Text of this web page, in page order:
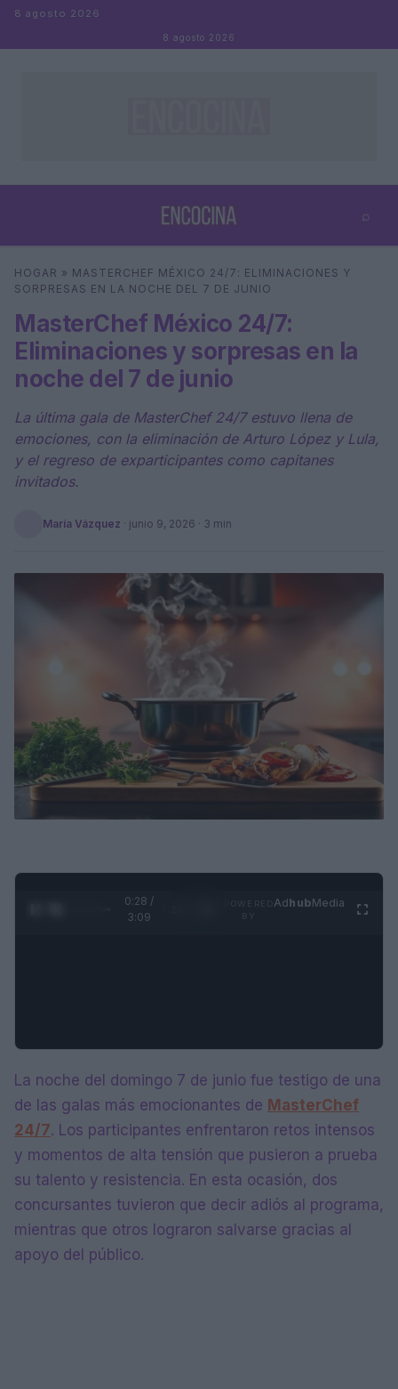
Saltar al contenido
8 agosto 2026
8 agosto 2026
⌕
Buscar ⌕
HOGAR » MASTERCHEF MÉXICO 24/7: ELIMINACIONES Y
SORPRESAS EN LA NOCHE DEL 7 DE JUNIO
MasterChef México 24/7:
Eliminaciones y sorpresas en la
noche del 7 de junio
La última gala de MasterChef 24/7 estuvo llena de
emociones, con la eliminación de Arturo López y Lula,
y el regreso de exparticipantes como capitanes
invitados.
María Vázquez · junio 9, 2026 · 3 min
0:29 /
3:09
AdhubMedia
La noche del domingo 7 de junio fue testigo de una
de las galas más emocionantes de MasterChef
24/7. Los participantes enfrentaron retos intensos
y momentos de alta tensión que pusieron a prueba
su talento y resistencia. En esta ocasión, dos
concursantes tuvieron que decir adiós al programa,
mientras que otros lograron salvarse gracias al
apoyo del público.